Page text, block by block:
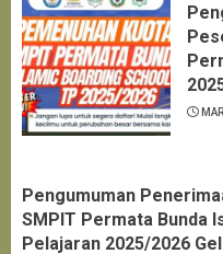
Pengumuman
SMPIT Permata Bunda
Pelajaran 2025/2026